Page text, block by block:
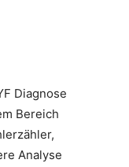
Diagnose
Bereich
Analyse